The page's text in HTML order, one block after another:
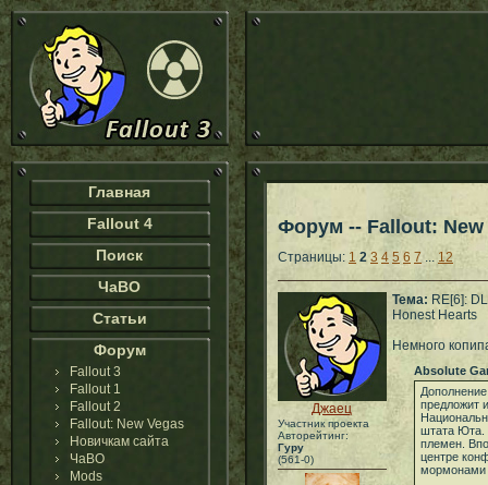
Главная
Fallout 4
Поиск
ЧаВО
Статьи
Форум
Fallout 3
Fallout 1
Fallout 2
Fallout: New Vegas
Новичкам сайта
ЧаВО
Mods
Форум -- Fallout: New
Страницы: 1 2 3 4 5 6 7 ... 12
Джаец
Участник проекта
Авторейтинг:
Гуру
(561-0)
Тема: RE[6]:
Honest Hearts
Немного
Absolute
предложит
штата Юта.
племен.
центре
мормонами